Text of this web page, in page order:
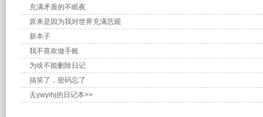
充满矛盾的不眠夜
原来是因为我对世界充满悲观
新本子
我不喜欢做手账
为啥不能删除日记
搞笑了，密码忘了
去ywyihj的日记本>>